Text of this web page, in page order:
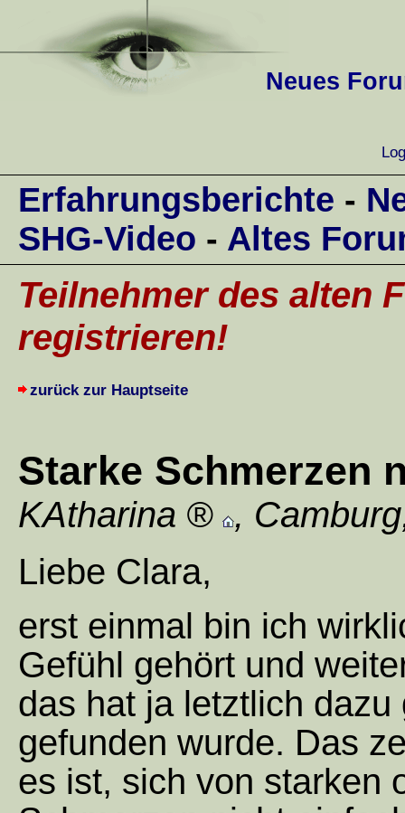
Neues
Erfahrungsberichte -
SHG-Video - Altes
Teilnehmer des alten
registrieren!
zurück zur Hauptseite
Starke Schmerzen
KAtharina , Camburg
Liebe Clara,
erst einmal bin ich
Gefühl gehört und
das hat ja letztlich
gefunden wurde. Das
es ist, sich von starken